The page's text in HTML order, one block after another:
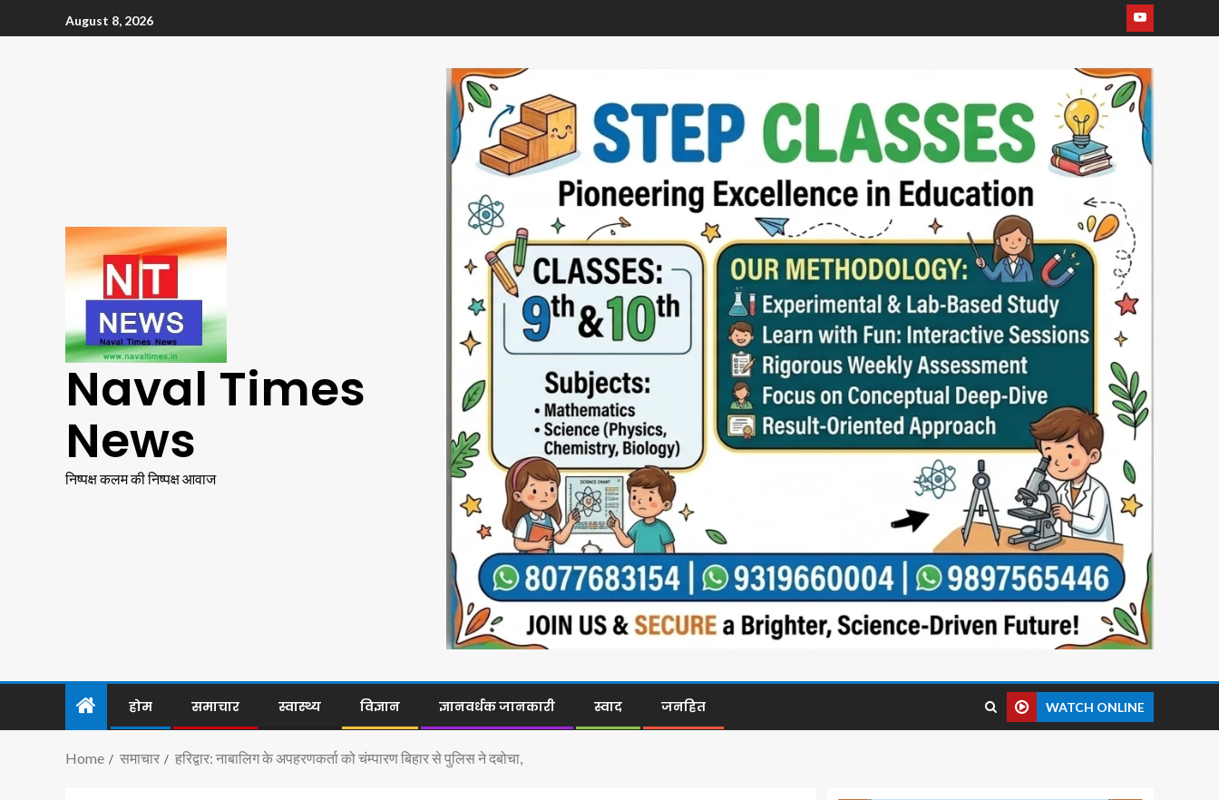
August 8, 2026
Naval Times
News
निष्पक्ष कलम की निष्पक्ष आवाज
होम समाचार स्वास्थ्य विज्ञान ज्ञानवर्धक जानकारी स्वाद जनहित WATCH ONLINE
Home समाचार हरिद्वार: नाबालिग के अपहरणकर्ता को चंम्पारण बिहार से पुलिस ने दबोचा,